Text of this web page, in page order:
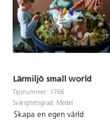
Lärmiljö small world
Tipsnummer: 1766
Svårighetsgrad: Medel
Skapa en egen värld